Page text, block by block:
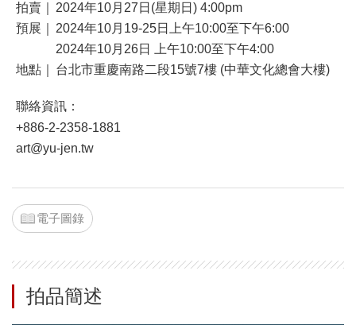
拍賣｜
2024年10月27日(星期日) 4:00pm
預展｜
2024年10月19-25日上午10:00至下午6:00
2024年10月26日 上午10:00至下午4:00
地點｜
台北市重慶南路二段15號7樓 (中華文化總會大樓)
聯絡資訊：
+886-2-2358-1881
art@yu-jen.tw
電子圖錄
拍品簡述